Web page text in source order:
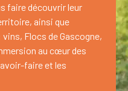
faire découvrir leur
ainsi que
Flocs de Gascogne,
au cœur des
faire et les